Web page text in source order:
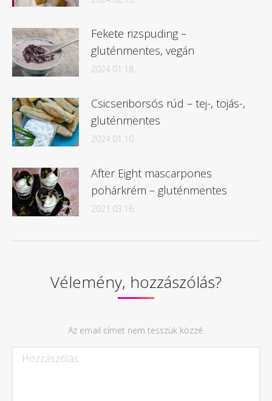
Fekete rizspuding –
gluténmentes, vegán
2024.01.18.
Csicseriborsós rúd – tej-, tojás-,
gluténmentes
2024.01.10.
After Eight mascarpones
pohárkrém – gluténmentes
2021.03.16.
Vélemény, hozzászólás?
Az email címet nem tesszük közzé.
Hozzászólás